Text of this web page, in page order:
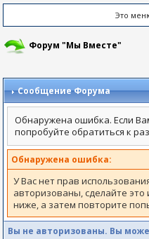
Это
Форум "Мы Вместе"
Сообщение Форума
Обнаружена ошибка. Если
попробуйте обратиться к
Обнаружена ошибка:
У Вас нет прав
авторизованы, сделайте
ниже, а затем повторите
Вы не авторизованы. Вы